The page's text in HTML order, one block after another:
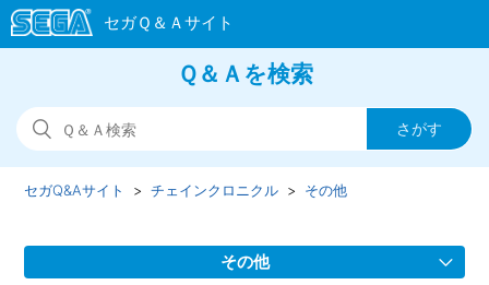
Ｑ＆Ａを検索
セガQ&Aサイト チェインクロニクル その他
その他